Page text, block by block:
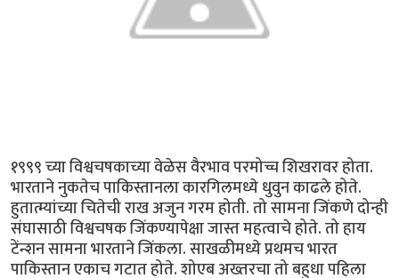
१९९९ च्या विश्वचषकाच्या वेळेस वैरभाव परमोच्च शिखरावर होता.
भारताने नुकतेच पाकिस्तानला कारगिलमध्ये धुवुन काढले होते.
हुतात्म्यांच्या चितेची राख अजुन गरम होती. तो सामना जिंकणे दोन्ही
संघासाठी विश्वचषक जिंकण्यापेक्षा जास्त महत्वाचे होते. तो हाय
टेंन्शन सामना भारताने जिंकला. साखळीमध्ये प्रथमच भारत
पाकिस्तान एकाच गटात होते. शोएब अख्तरचा तो बहुधा पहिला